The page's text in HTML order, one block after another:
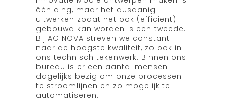
één ding, maar het dusdanig
uitwerken zodat het ook (efficiënt)
gebouwd kan worden is een tweede.
Bij AG NOVA streven we constant
naar de hoogste kwaliteit, zo ook in
ons technisch tekenwerk. Binnen ons
bureau is er een aantal mensen
dagelijks bezig om onze processen
te stroomlijnen en zo mogelijk te
automatiseren.